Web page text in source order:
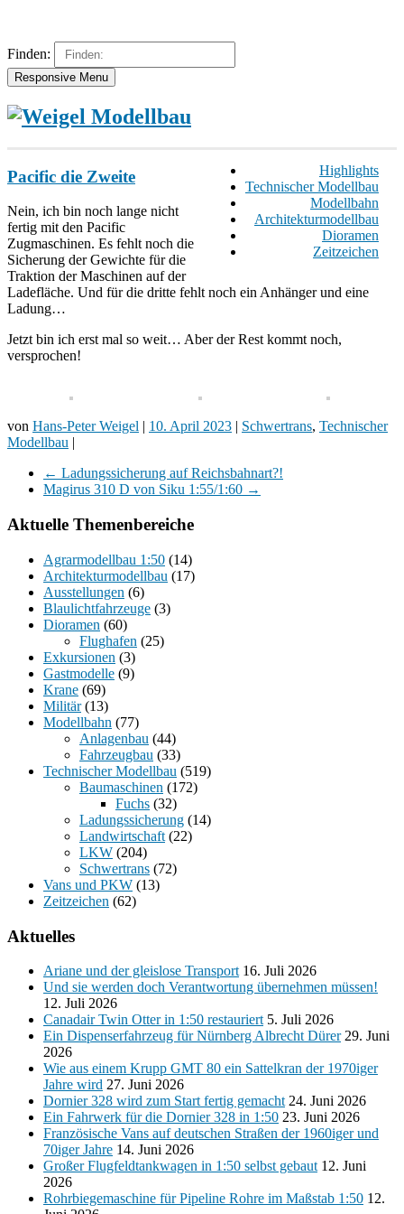
Finden:
Responsive Menu
Highlights
Technischer Modellbau
Modellbahn
Architekturmodellbau
Dioramen
Zeitzeichen
Pacific die Zweite
Nein, ich bin noch lange nicht
fertig mit den Pacific
Zugmaschinen. Es fehlt noch die
Sicherung der Gewichte für die
Traktion der Maschinen auf der
Ladefläche. Und für die dritte fehlt noch ein Anhänger und eine
Ladung…
Jetzt bin ich erst mal so weit… Aber der Rest kommt noch,
versprochen!
von Hans-Peter Weigel | 10. April 2023 | Schwertrans, Technischer
Modellbau |
← Ladungssicherung auf Reichsbahnart?!
Magirus 310 D von Siku 1:55/1:60 →
Aktuelle Themenbereiche
Agrarmodellbau 1:50 (14)
Architekturmodellbau (17)
Ausstellungen (6)
Blaulichtfahrzeuge (3)
Dioramen (60)
Flughafen (25)
Exkursionen (3)
Gastmodelle (9)
Krane (69)
Militär(13)
Modellbahn (77)
Anlagenbau (44)
Fahrzeugbau (33)
Technischer Modellbau (519)
Baumaschinen (172)
Fuchs (32)
Ladungssicherung (14)
Landwirtschaft (22)
LKW (204)
Schwertrans (72)
Vans und PKW (13)
Zeitzeichen (62)
Aktuelles
Ariane und der gleislose Transport 16. Juli 2026
Und sie werden doch Verantwortung übernehmen müssen!
12. Juli 2026
Canadair Twin Otter in 1:50 restauriert 5. Juli 2026
Ein Dispenserfahrzeug für Nürnberg Albrecht Dürer 29. Juni
2026
Wie aus einem Krupp GMT 80 ein Sattelkran der 1970iger
Jahre wird 27. Juni 2026
Dornier 328 wird zum Start fertig gemacht 24. Juni 2026
Ein Fahrwerk für die Dornier 328 in 1:50 23. Juni 2026
Französische Vans auf deutschen Straßen der 1960iger und
70iger Jahre 14. Juni 2026
Großer Flugfeldtankwagen in 1:50 selbst gebaut 12. Juni
2026
Rohrbiegemaschine für Pipeline Rohre im Maßstab 1:50 12.